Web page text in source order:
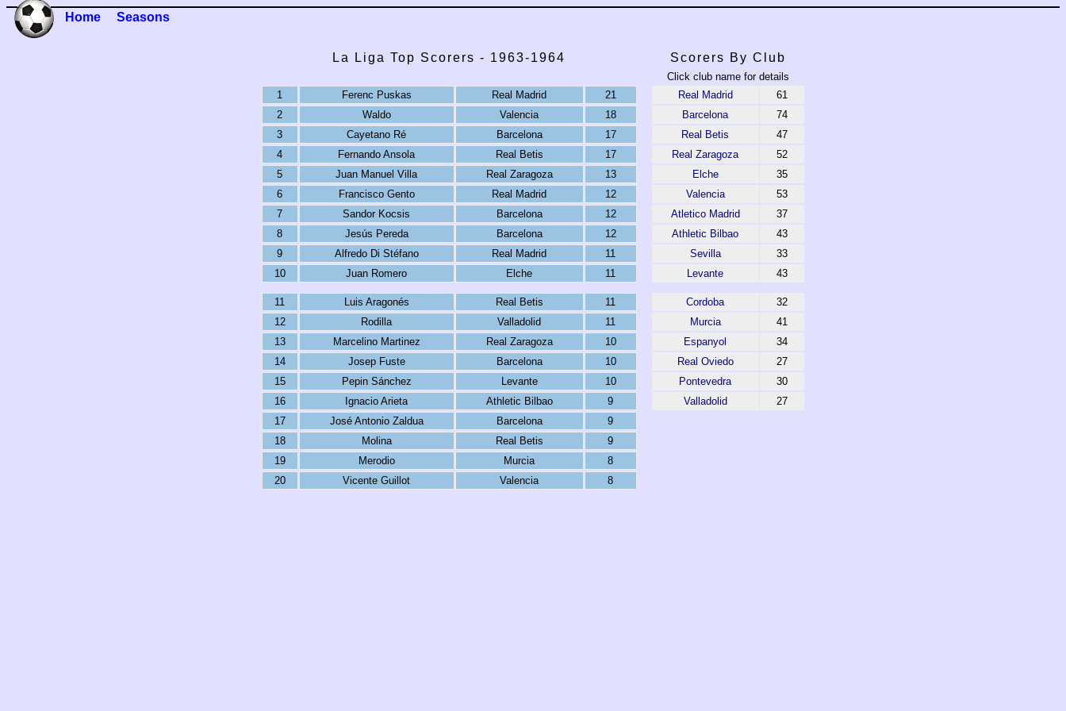
Home Seasons
La Liga Top Scorers - 1963-1964 Scorers By Club
Click club name for details
1
Ferenc Puskas Real Madrid 21 Real Madrid
61
2
Waldo Valencia 18 Barcelona
74
3
Cayetano Ré Barcelona 17 Real Betis
47
4
Fernando Ansola Real Betis 17 Real Zaragoza
52
5
Juan Manuel Villa Real Zaragoza 13 Elche
35
6
Francisco Gento Real Madrid 12 Valencia
53
7
Sandor Kocsis Barcelona 12 Atletico Madrid
37
8
Jesús Pereda Barcelona 12 Athletic Bilbao
43
9
Alfredo Di Stéfano Real Madrid 11 Sevilla
33
10
Juan Romero Elche 11 Levante 43
11 Luis Aragonés Real Betis 11 Cordoba
32
12
Rodilla Valladolid 11 Murcia
41
13
Marcelino Martinez Real Zaragoza 10 Espanyol
34
14
Josep Fuste Barcelona 10 Real Oviedo
27
15
Pepin Sánchez Levante 10 Pontevedra
30
16
Ignacio Arieta Athletic Bilbao 9 Valladolid
27
17
José Antonio Zaldua Barcelona
9
18
Molina Real Betis
9
19
Merodio Murcia
8
20
Vicente Guillot Valencia 8